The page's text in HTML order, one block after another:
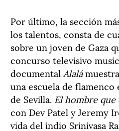
Por último, la sección
los talentos, consta de
sobre un joven de Gaza
concurso televisivo
documental Alalá
una escuela de
de Sevilla. El hombre
con Dev Patel y Jeremy
vida del indio Srinivasa